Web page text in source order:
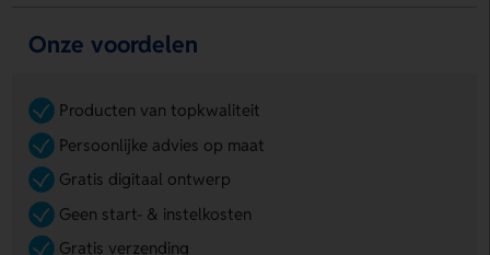
Onze voordelen
Producten van topkwaliteit
Persoonlijke advies op maat
Gratis digitaal ontwerp
Geen start- & instelkosten
Gratis verzending